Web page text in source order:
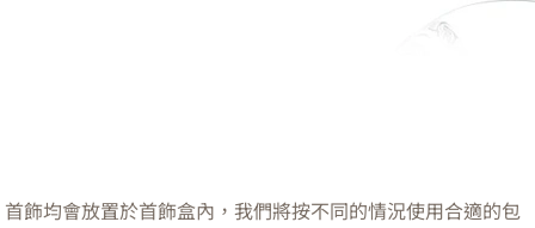
首飾均會放置於首飾盒內，我們將按不同的情況使用合適的包